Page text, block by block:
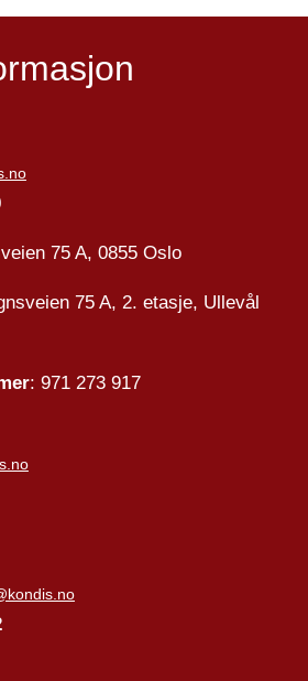
75 A, 0855 Oslo
75 A, 2. etasje, Ullevål
: 971 273 917